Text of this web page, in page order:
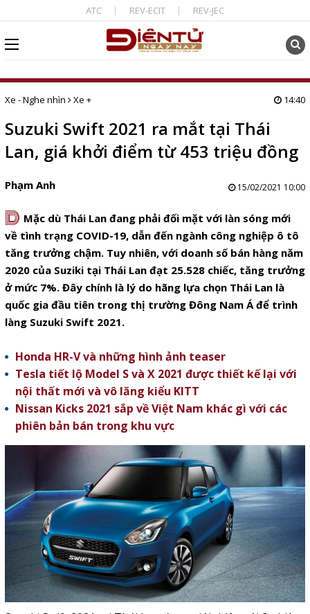
ATC REV-ECIT REV-JEC
Xe - Nghe nhìn Xe + 14:40
Suzuki Swift 2021 ra mắt tại Thái
Lan, giá khởi điểm từ 453 triệu đồng
Phạm Anh 15/02/2021 10:00
D Mặc dù Thái Lan đang phải đối mặt với làn sóng mới
về tình trạng COVID-19, dẫn đến ngành công nghiệp ô tô
tăng trưởng chậm. Tuy nhiên, với doanh số bán hàng năm
2020 của Suziki tại Thái Lan đạt 25.528 chiếc, tăng trưởng
ở mức 7%. Đây chính là lý do hãng lựa chọn Thái Lan là
quốc gia đầu tiên trong thị trường Đông Nam Á để trình
làng Suzuki Swift 2021.
Honda HR-V và những hình ảnh teaser
Tesla tiết lộ Model S và X 2021 được thiết kế lại với
nội thất mới và vô lăng kiểu KITT
Nissan Kicks 2021 sắp về Việt Nam khác gì với các
phiên bản bán trong khu vực